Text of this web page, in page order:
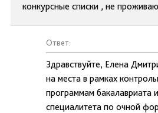
конкурсные списки , не
Ответ:
Здравствуйте, Елена
на места в рамках
программам бакалавриата
специалитета по очной